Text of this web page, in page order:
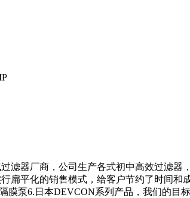
滤器厂商，公司生产各式初中高效过滤
扁平化的销售模式，给客户节约了时间
膜泵6.日本DEVCON系列产品，我们的目